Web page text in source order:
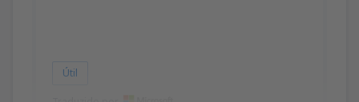
Útil